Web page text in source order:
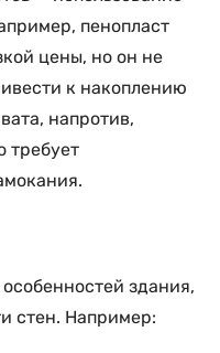
пенопласт
цены, но он не
к накоплению
напротив,
требует
здания,
стен. Например: